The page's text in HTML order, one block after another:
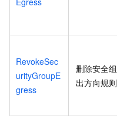
RevokeSec
urityGroupE
gress
删除安全组
出方向规则